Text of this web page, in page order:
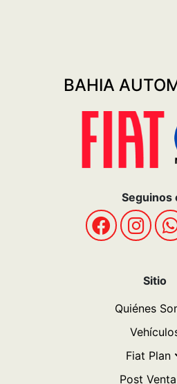
BAHIA
Seguinos
Sitio
Quiénes
Fiat Plan
Post Venta